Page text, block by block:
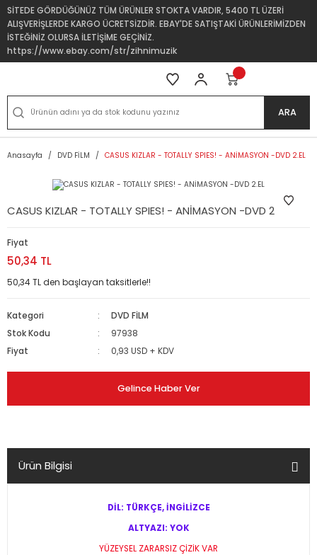
SİTEDE GÖRDÜĞÜNÜZ TÜM ÜRÜNLER STOKTA VARDIR, 5400 TL ÜZERİ
ALIŞVERİŞLERDE KARGO ÜCRETSİZDİR. EBAY'DE SATIŞTAKİ ÜRÜNLERİMİZDEN
İSTEĞİNİZ OLURSA İLETİŞİME GEÇİNİZ.
https://www.ebay.com/str/zihnimuzik
ARA
Anasayfa DVD FİLM CASUS KIZLAR - TOTALLY SPIES! - ANİMASYON -DVD 2.EL
CASUS KIZLAR - TOTALLY SPIES! - ANİMASYON -DVD 2.EL
Fiyat
50,34 TL
50,34 TL den başlayan taksitlerle!!
Kategori
DVD FİLM
Stok Kodu
97938
Fiyat
0,93 USD + KDV
Gelince Haber Ver
Ürün Bilgisi
DİL: TÜRKÇE, İNGİLİZCE
ALTYAZI: YOK
YÜZEYSEL ZARARSIZ ÇİZİK VAR